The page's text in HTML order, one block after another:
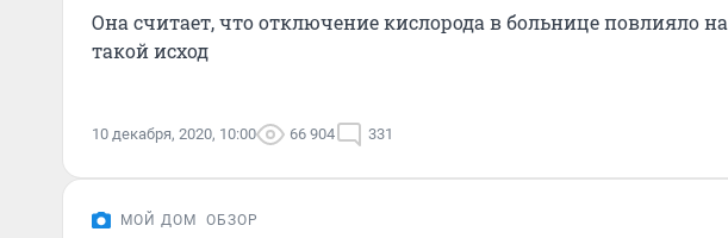
Она считает, что отключение кислорода в больнице повлияло на
такой исход
10 декабря, 2020, 10:00 66 904 331
МОЙ ДОМ ОБЗОР